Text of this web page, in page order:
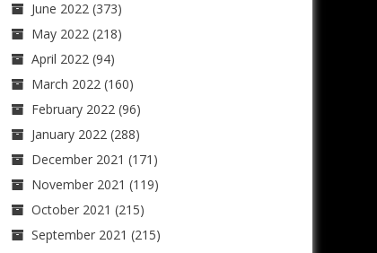
June 2022(373)
May 2022(218)
April 2022(94)
March 2022(160)
February 2022(96)
January 2022(288)
December 2021 (171)
November 2021 (119)
October 2021 (215)
September 2021 (215)